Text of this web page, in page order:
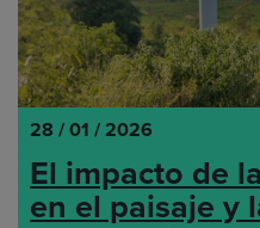
28 / 01 / 2026
El impacto de
en el paisaje y